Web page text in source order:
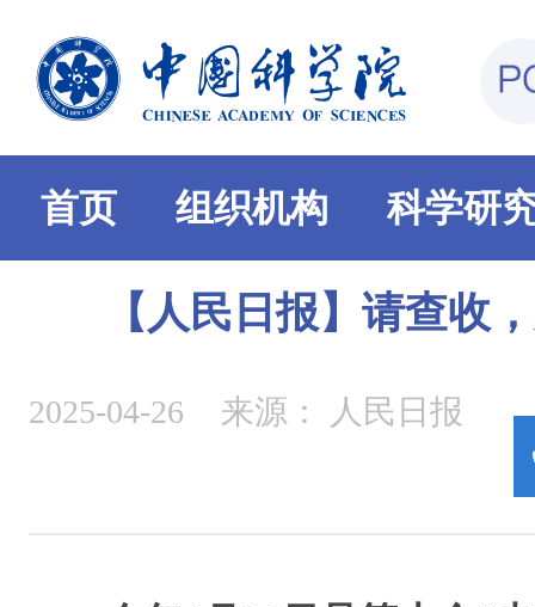
首页 组织机构 科学研
【人民日报】请查收
2025-04-26 来源： 人民日报